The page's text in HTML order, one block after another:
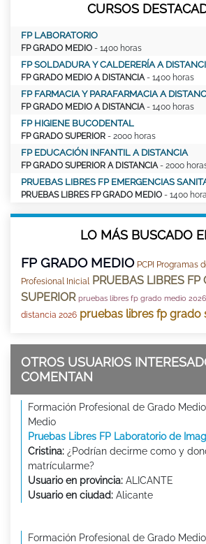
CURSOS
FP LABORATORIO
FP GRADO MEDIO - 1400 horas
FP SOLDADURA Y CALDERERÍA A
FP GRADO MEDIO A DISTANCIA - 1400 horas
FP FARMACIA Y PARAFARMACIA A
FP GRADO MEDIO A DISTANCIA - 1400 horas
FP HIGIENE BUCODENTAL
FP GRADO SUPERIOR - 2000 horas
FP EDUCACIÓN INFANTIL A DISTANCIA
FP GRADO SUPERIOR A DISTANCIA - 2000
PRUEBAS LIBRES FP EMERGENCIAS
PRUEBAS LIBRES FP GRADO MEDIO - 1400
LO MÁS BUSCADO
FP GRADO MEDIO PCPI Programas
Profesional Inicial
PRUEBAS LIBRES FP
SUPERIOR pruebas libres fp grado medio 2026
distancia 2026 pruebas libres fp grado
OTROS USUARIOS
COMENTAN
Formación Profesional de Grado
Medio
Pruebas Libres FP Laboratorio de
Cristina: ¿Podrían decirme como y
matrícularme?
Usuario en provincia: ALICANTE
Usuario en ciudad: Alicante
Formación Profesional de Grado